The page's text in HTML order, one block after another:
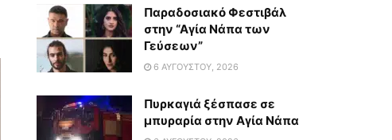
Παραδοσιακό Φεστιβάλ
στην “Αγία Νάπα των
Γεύσεων”
6 ΑΥΓΟΎΣΤΟΥ, 2026
Πυρκαγιά ξέσπασε σε
μπυραρία στην Αγία Νάπα